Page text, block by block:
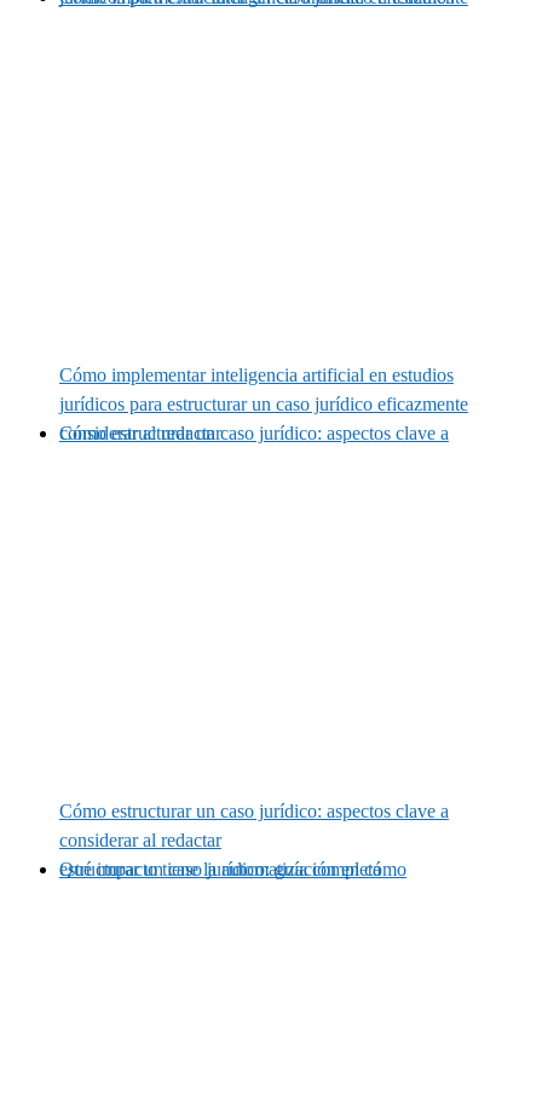
Cómo implementar inteligencia artificial en estudios
jurídicos para estructurar un caso jurídico eficazmente
Cómo estructurar un caso jurídico: aspectos clave a considerar al redactar
Cómo estructurar un caso jurídico: aspectos clave a
considerar al redactar
Qué impacto tiene la automatización en cómo estructurar un caso jurídico: guía completa